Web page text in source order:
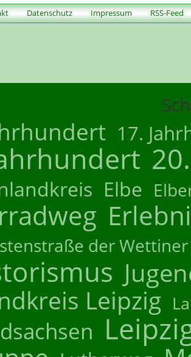
Datenschutz Impressum RSS-Feed
17.
Elbe
der Wettiner
Leipzig